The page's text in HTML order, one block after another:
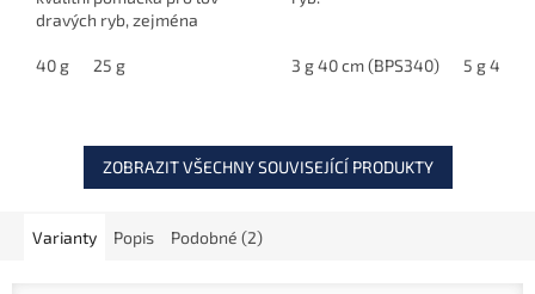
dravých ryb, zejména
efektu přitahují predátory
40 g 25 g 3 g 40 cm (BPS340) 5 g 40
ZOBRAZIT VŠECHNY SOUVISEJÍCÍ PRODUKTY
Varianty Popis Podobné (2)